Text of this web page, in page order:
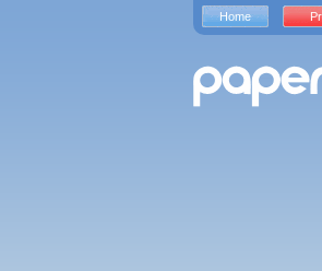
Home